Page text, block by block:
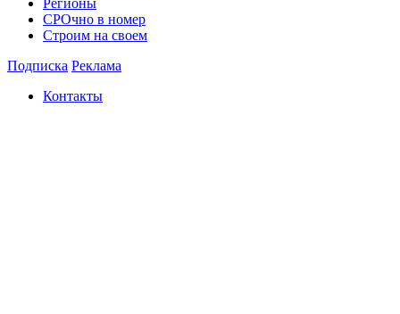
Регионы
СРОчно в номер
Строим на своем
Подписка Реклама
Контакты